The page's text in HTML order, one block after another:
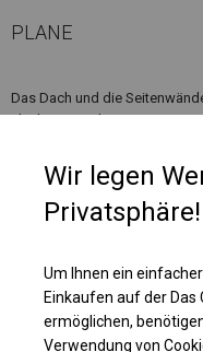
PLANE
Das Dach und die
Flächengewicht von ca. 580
Garagenzelten als auch in
Wir legen
Privatsphäre!
Um Ihnen ein
Einkaufen auf der Das
ermöglichen,
Verwendung von